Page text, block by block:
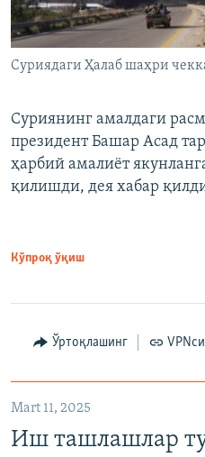
Суриядаги Ҳалаб шаҳри
Суриянинг амалдаги
президент Башар Асад
ҳарбий амалиёт
қилишди, дея хабар
Кўпроқ ўқиш
Ўртоқлашинг
Mart 11, 2025
Иш ташлашлар